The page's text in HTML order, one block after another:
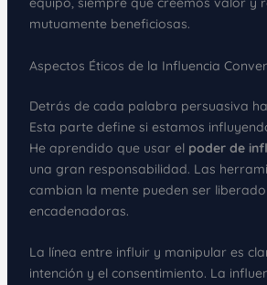
mutuamente beneficiosas.
Aspectos Éticos de la Influencia
Detrás de cada palabra persuasiva
Esta parte define si estamos
He aprendido que usar el poder de
una gran responsabilidad. Las
cambian la mente pueden ser
encadenadoras.
La línea entre influir y manipular es
intención y el consentimiento. La